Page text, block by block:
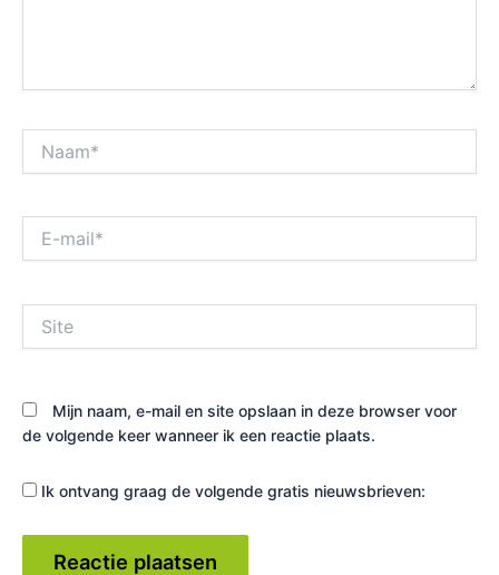
mail*
Mijn naam, e-mail en site opslaan in deze browser voor
de volgende keer wanneer ik een reactie plaats.
Ik ontvang graag de volgende gratis nieuwsbrieven: